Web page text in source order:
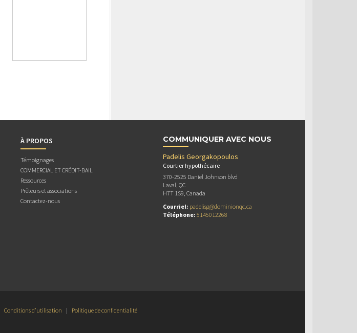
À PROPOS
Témoignages
COMMERCIAL ET CRÉDIT-BAIL
Ressources
Prêteurs et associations
Contactez-nous
COMMUNIQUER AVEC NOUS
Padelis Georgakopoulos
Courtier hypothécaire
370-2525 Daniel Johnson blvd
Laval, QC
H7T 1S9, Canada
Courriel: padelisg@dominionqc.ca
Téléphone: 5145012268
Conditions d’utilisation | Politique de confidentialité